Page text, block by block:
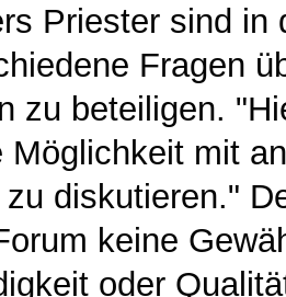
Priester sind in
Fragen
zu beteiligen.
Möglichkeit mit
diskutieren."
keine
oder